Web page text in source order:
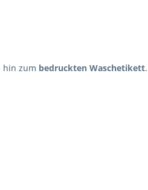
hin zum bedruckten Waschetikett.